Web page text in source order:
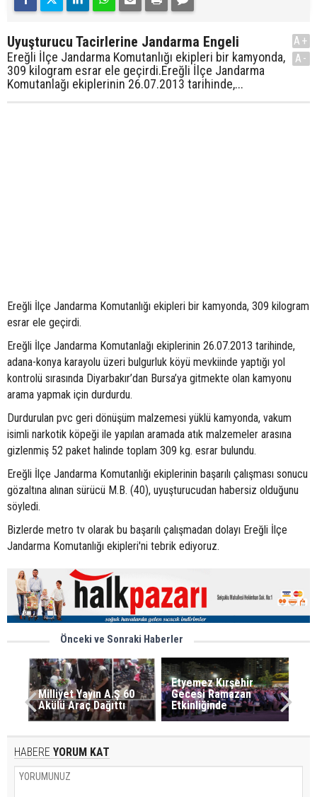
Uyuşturucu Tacirlerine Jandarma Engeli
Ereğli İlçe Jandarma Komutanlığı ekipleri bir kamyonda,
309 kilogram esrar ele geçirdi.Ereğli İlçe Jandarma
Komutanlağı ekiplerinin 26.07.2013 tarihinde,...
A+
A-
Ereğli İlçe Jandarma Komutanlığı ekipleri bir kamyonda, 309 kilogram
esrar ele geçirdi.
Ereğli İlçe Jandarma Komutanlağı ekiplerinin 26.07.2013 tarihinde,
adana-konya karayolu üzeri bulgurluk köyü mevkiinde yaptığı yol
kontrolü sırasında Diyarbakır’dan Bursa’ya gitmekte olan kamyonu
arama yapmak için durdurdu.
Durdurulan pvc geri dönüşüm malzemesi yüklü kamyonda, vakum
isimli narkotik köpeği ile yapılan aramada atık malzemeler arasına
gizlenmiş 52 paket halinde toplam 309 kg. esrar bulundu.
Ereğli İlçe Jandarma Komutanlığı ekiplerinin başarılı çalışması sonucu
gözaltına alınan sürücü M.B. (40), uyuşturucudan habersiz olduğunu
söyledi.
Bizlerde metro tv olarak bu başarılı çalışmadan dolayı Ereğli İlçe
Jandarma Komutanlığı ekipleri'ni tebrik ediyoruz.
Önceki ve Sonraki Haberler
Milliyet Yayın A.Ş 60
Akülü Araç Dağıttı
Etyemez Kırşehir
Gecesi Ramazan
Etkinliğinde
HABERE YORUM KAT